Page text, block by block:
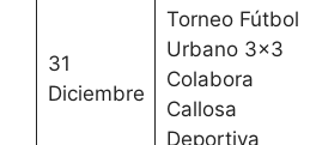
31
Diciembre
Torneo Fútbol
Urbano 3×3
Colabora
Callosa
Deportiva